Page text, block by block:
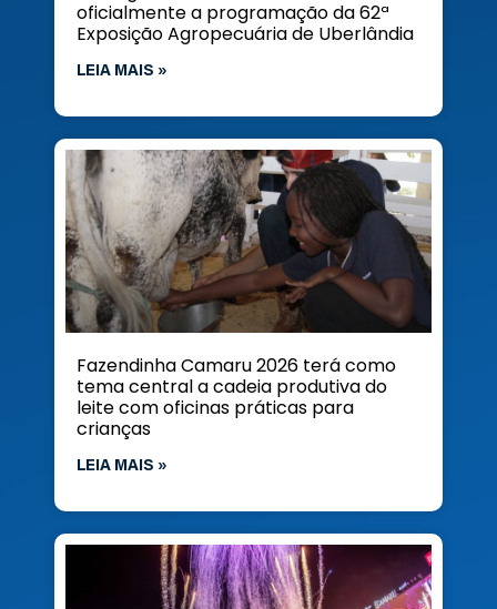
oficialmente a programação da 62ª
Exposição Agropecuária de Uberlândia
LEIA MAIS »
Fazendinha Camaru 2026 terá como
tema central a cadeia produtiva do
leite com oficinas práticas para
crianças
LEIA MAIS »